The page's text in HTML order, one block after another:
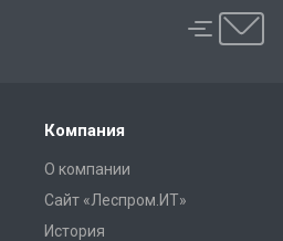
Компания
О компании
Сайт «Леспром.ИТ»
История